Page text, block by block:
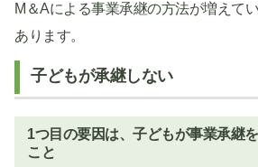
M＆Aによる事業承継の方法が増えて
あります。
子どもが承継しない
1つ目の要因は、子どもが事業承継
こと